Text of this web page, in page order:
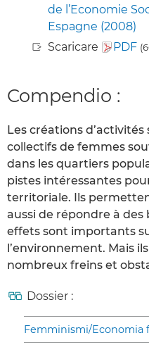
de l’Economie
Espagne (2008)
Scaricare
PDF
Compendio :
Les créations
collectifs de femmes
dans les quartiers
pistes intéressantes
territoriale. Ils
aussi de répondre à des
effets sont importants
l’environnement. Mais
nombreux freins et
Dossier :
Femminismi/Economia